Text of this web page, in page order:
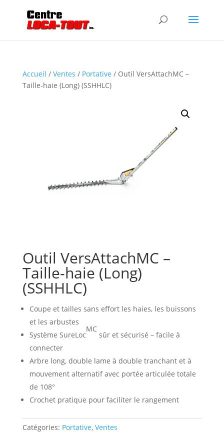
Accueil / Ventes / Portative / Outil VersAttachMC –
Taille-haie (Long) (SSHHLC)
Outil VersAttachMC –
Taille-haie (Long)
(SSHHLC)
Coupe et tailles sans effort les haies, les buissons
et les arbustes
Système SureLoc
MC
sûr et sécurisé – facile à
connecter
Arbre long, double lame à double tranchant et à
mouvement alternatif avec portée articulée totale
de 108°
Crochet pratique pour faciliter le rangement
Catégories: Portative, Ventes